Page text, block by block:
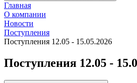
Главная
О компании
Новости
Поступления
Поступления 12.05 - 15.05.2026
Поступления 12.05 -